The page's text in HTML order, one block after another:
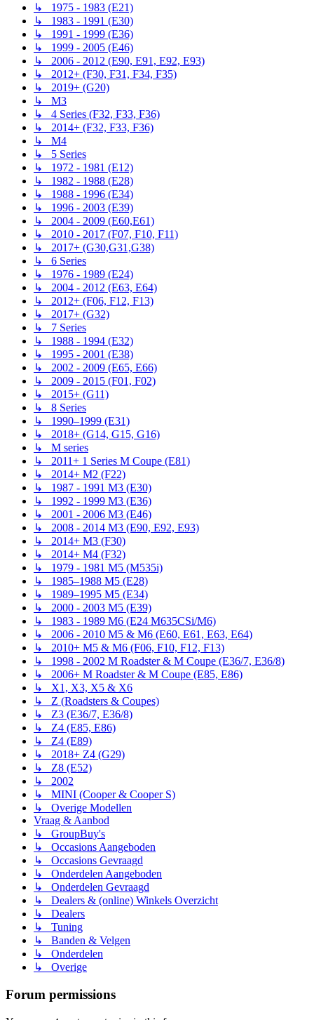
↳ 1975 - 1983 (E21)
↳ 1983 - 1991 (E30)
↳ 1991 - 1999 (E36)
↳ 1999 - 2005 (E46)
↳ 2006 - 2012 (E90, E91, E92, E93)
↳ 2012+ (F30, F31, F34, F35)
↳ 2019+ (G20)
↳ M3
↳ 4 Series (F32, F33, F36)
↳ 2014+ (F32, F33, F36)
↳ M4
↳ 5 Series
↳ 1972 - 1981 (E12)
↳ 1982 - 1988 (E28)
↳ 1988 - 1996 (E34)
↳ 1996 - 2003 (E39)
↳ 2004 - 2009 (E60,E61)
↳ 2010 - 2017 (F07, F10, F11)
↳ 2017+ (G30,G31,G38)
↳ 6 Series
↳ 1976 - 1989 (E24)
↳ 2004 - 2012 (E63, E64)
↳ 2012+ (F06, F12, F13)
↳ 2017+ (G32)
↳ 7 Series
↳ 1988 - 1994 (E32)
↳ 1995 - 2001 (E38)
↳ 2002 - 2009 (E65, E66)
↳ 2009 - 2015 (F01, F02)
↳ 2015+ (G11)
↳ 8 Series
↳ 1990–1999 (E31)
↳ 2018+ (G14, G15, G16)
↳ M series
↳ 2011+ 1 Series M Coupe (E81)
↳ 2014+ M2 (F22)
↳ 1987 - 1991 M3 (E30)
↳ 1992 - 1999 M3 (E36)
↳ 2001 - 2006 M3 (E46)
↳ 2008 - 2014 M3 (E90, E92, E93)
↳ 2014+ M3 (F30)
↳ 2014+ M4 (F32)
↳ 1979 - 1981 M5 (M535i)
↳ 1985–1988 M5 (E28)
↳ 1989–1995 M5 (E34)
↳ 2000 - 2003 M5 (E39)
↳ 1983 - 1989 M6 (E24 M635CSi/M6)
↳ 2006 - 2010 M5 & M6 (E60, E61, E63, E64)
↳ 2010+ M5 & M6 (F06, F10, F12, F13)
↳ 1998 - 2002 M Roadster & M Coupe (E36/7, E36/8)
↳ 2006+ M Roadster & M Coupe (E85, E86)
↳ X1, X3, X5 & X6
↳ Z (Roadsters & Coupes)
↳ Z3 (E36/7, E36/8)
↳ Z4 (E85, E86)
↳ Z4 (E89)
↳ 2018+ Z4 (G29)
↳ Z8 (E52)
↳ 2002
↳ MINI (Cooper & Cooper S)
↳ Overige Modellen
Vraag & Aanbod
↳ GroupBuy's
↳ Occasions Aangeboden
↳ Occasions Gevraagd
↳ Onderdelen Aangeboden
↳ Onderdelen Gevraagd
↳ Dealers & (online) Winkels Overzicht
↳ Dealers
↳ Tuning
↳ Banden & Velgen
↳ Onderdelen
↳ Overige
Forum permissions